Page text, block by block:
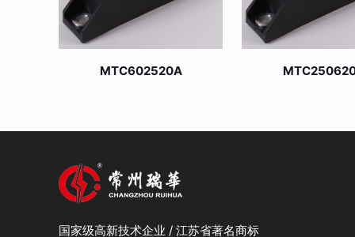
MTC602520A
国家级高新技术企业 / 江苏省著名商标